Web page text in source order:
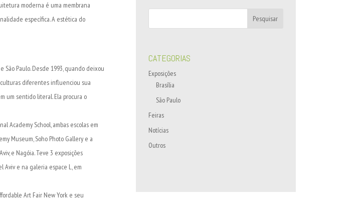
moderna é uma membrana
específica. A estética do
Paulo. Desde 1993, quando deixou
culturas diferentes influenciou sua
um sentido literal. Ela procura o
Academy School, ambas escolas em
Museum, Soho Photo Gallery e a
e Nagóia. Teve 3 exposições
Aviv e na galeria espace L, em
Art Fair New York e seu
CATEGORIAS
Exposições
Brasília
São Paulo
Feiras
Notícias
Outros